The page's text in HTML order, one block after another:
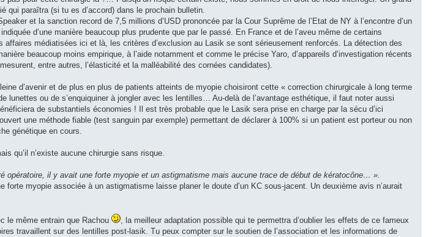
qui paraîtra (si tu es d’accord) dans le prochain bulletin.
et la sanction record de 7,5 millions d’USD prononcée par la Cour Suprême de l’Etat de NY à l’encontre d’un
d’une manière beaucoup plus prudente que par le passé. En France et de l’aveu même de certains
médiatisées ici et là, les critères d’exclusion au Lasik se sont sérieusement renforcés. La détection des
beaucoup moins empirique, à l’aide notamment et comme le précise Yaro, d’appareils d’investigation récents
entre autres, l’élasticité et la malléabilité des cornées candidates).
d’avenir et de plus en plus de patients atteints de myopie choisiront cette « correction chirurgicale à long terme
lunettes ou de s’enquiquiner à jongler avec les lentilles… Au-delà de l’avantage esthétique, il faut noter aussi
de substantiels économies ! Il est très probable que le Lasik sera prise en charge par la sécu d’ici
une méthode fiable (test sanguin par exemple) permettant de déclarer à 100% si un patient est porteur ou non
génétique en cours.
qu’il n’existe aucune chirurgie sans risque.
opératoire, il y avait une forte myopie et un astigmatisme mais aucune trace de début de kératocône… ».
forte myopie associée à un astigmatisme laisse planer le doute d’un KC sous-jacent. Un deuxième avis n’aurait
le même entrain que Rachou
, la meilleur adaptation possible qui te permettra d’oublier les effets de ce fameux
travaillent sur des lentilles post-lasik. Tu peux compter sur le soutien de l’association et les informations de